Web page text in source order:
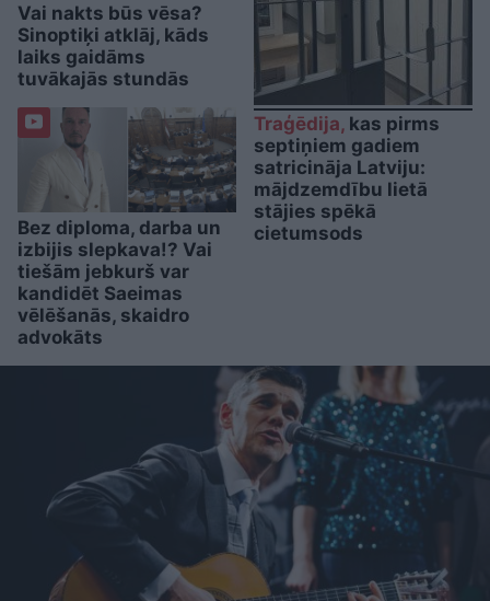
Vai nakts būs vēsa?
Sinoptiķi atklāj, kāds
laiks gaidāms
tuvākajās stundās
Bez diploma, darba un
izbijis slepkava!? Vai
tiešām jebkurš var
kandidēt Saeimas
vēlēšanās, skaidro
advokāts
Traģēdija, kas pirms
septiņiem gadiem
satricināja Latviju:
mājdzemdību lietā
stājies spēkā
cietumsods